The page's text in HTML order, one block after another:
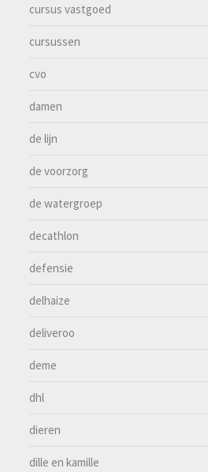
cursus vastgoed
cursussen
cvo
damen
de lijn
de voorzorg
de watergroep
decathlon
defensie
delhaize
deliveroo
deme
dhl
dieren
dille en kamille